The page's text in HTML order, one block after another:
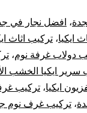
0001116964-
، افضل نجار في
ايكيا، تركيب اثاث
دولاب غرفة نوم،
سرير ايكيا الخشب
ايكيا، تركيب
، تركيب غرف نوم